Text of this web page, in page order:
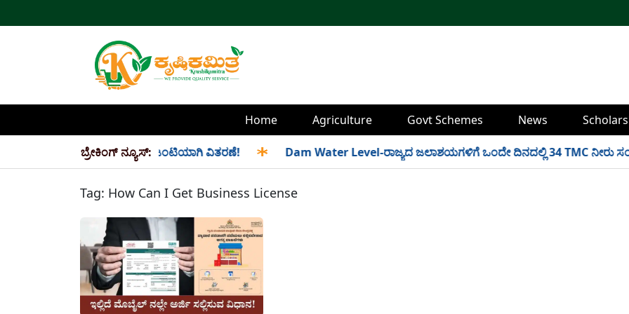
Home Agriculture Govt Schemes News
ಬ್ರೇಕಿಂಗ್ ನ್ಯೂಸ್:
ಸೆಪ್ಟೆಂಬರ್ ತಿಂಗಳ ಪಡಿತರ ಜಂಟಿಯಾಗಿ ವಿತರಣೆ! Dam Water Level-ರಾಜ್ಯದ ಜಲಾಶಯಗಳಿಗೆ ಒಂದೇ ದಿನದಲ್ಲಿ 34 TMC ನೀರು
Tag: How Can I Get Business License